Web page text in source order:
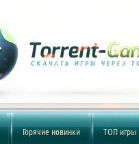
Горячие новинки ТОП игры